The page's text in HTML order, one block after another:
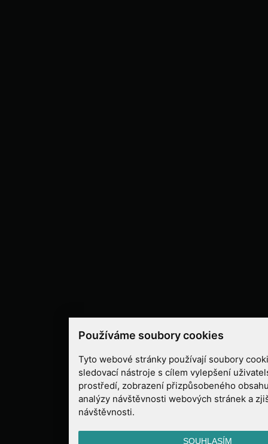
Používáme soubory cookies
Tyto webové stránky používají soubory
sledovací nástroje s cílem vylepšení
prostředí, zobrazení přizpůsobeného
analýzy návštěvnosti webových stránek a
návštěvnosti.
SOUHLASÍM